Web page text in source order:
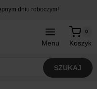
dniu roboczym!
Menu Koszyk
0
SZUKAJ